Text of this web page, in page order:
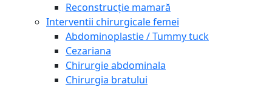
Reconstrucție mamară
Interventii chirurgicale femei
Abdominoplastie / Tummy tuck
Cezariana
Chirurgie abdominala
Chirurgia bratului